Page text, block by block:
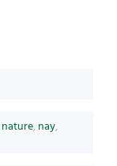
nature,nay,